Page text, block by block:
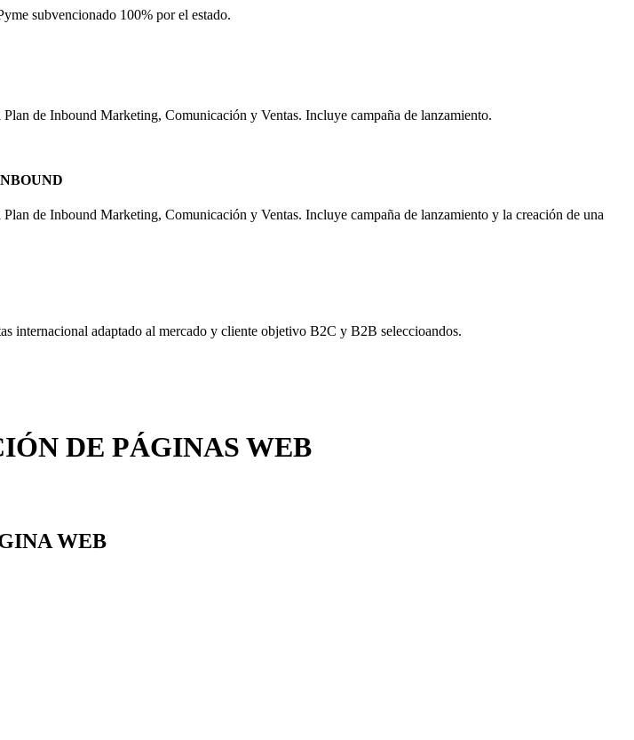
subvencionado 100% por el estado.
de Inbound Marketing, Comunicación y Ventas. Incluye campaña de lanzamiento.
de Inbound Marketing, Comunicación y Ventas. Incluye campaña de lanzamiento y la creación de una
internacional adaptado al mercado y cliente objetivo B2C y B2B seleccioandos.
DE PÁGINAS WEB
WEB